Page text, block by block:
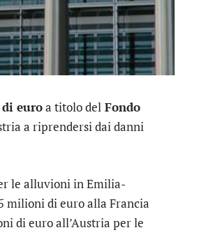
euroa titolo del Fondo
a riprendersi dai danni
le alluvioni in Emilia-
milioni di euro alla Francia
di euro all’Austria per le